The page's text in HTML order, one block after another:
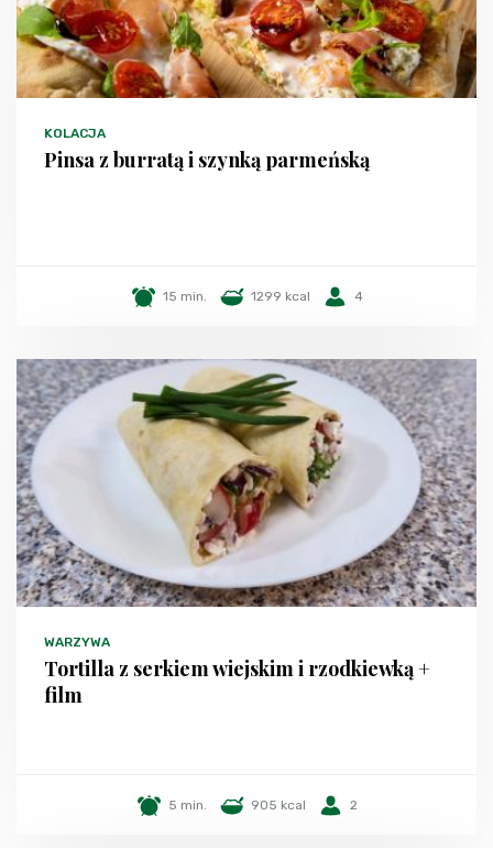
KOLACJA
Pinsa z burratą i szynką parmeńską
15 min. 1299 kcal 4
WARZYWA
Tortilla z serkiem wiejskim i rzodkiewką +
film
5 min. 905 kcal 2